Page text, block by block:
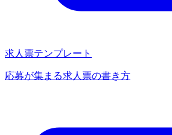
求人票テンプレート
応募が集まる求人票の書き方